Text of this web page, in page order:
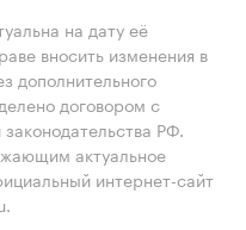
на дату её
вносить изменения в
дополнительного
договором с
РФ.
актуальное
интернет-сайт